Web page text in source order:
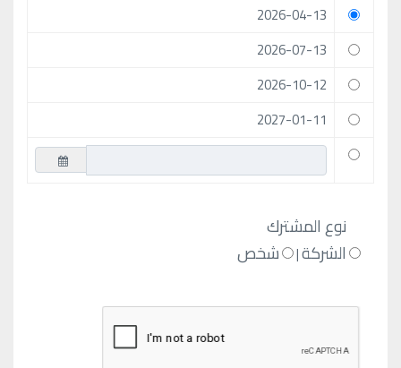
2026-04-13
2026-07-13
2026-10-12
2027-01-11
نوع المشترك
الشركة| شخص